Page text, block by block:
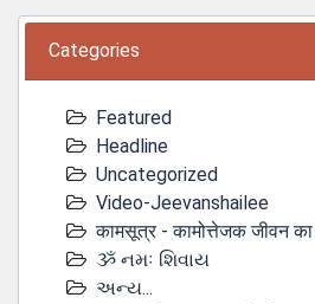
Categories
Featured
Headline
Uncategorized
Video-Jeevanshailee
कामसूत्र - कामोत्तेजक जीवन का
ૐ નમઃ શિવાય
અન્ય...